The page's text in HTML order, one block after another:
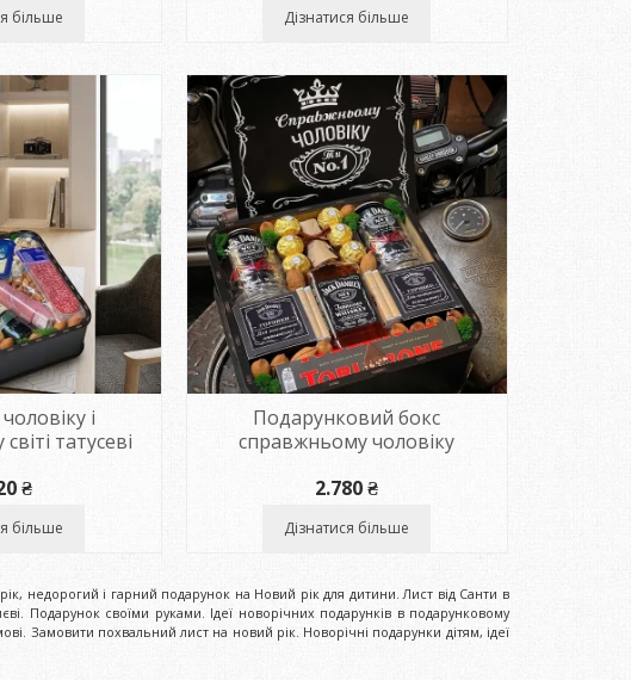
від
450 ₴
більше Дізнатися більше
і
татусеві
₴
більше
Подарунковий бокс
справжньому чоловіку
2.780₴
Дізнатися більше
недорогий і гарний подарунок на Новий рік для дитини. Лист від Санти в
Подарунок своїми руками. Ідеї ​​новорічних подарунків в подарунковому
Замовити похвальний лист на новий рік. Новорічні подарунки дітям, ідеї